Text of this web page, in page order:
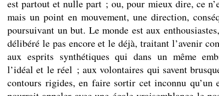
est partout et nulle part ; ou, pour mieux dire, ce
mais un point en mouvement, une direction,
poursuivant un but. Le monde est aux
délibéré le pas encore et le déjà, traitant l’avenir
aux esprits synthétiques qui dans un même
l’idéal et le réel ; aux volontaires qui savent
contours rigides, en faire sortir cet inconnu